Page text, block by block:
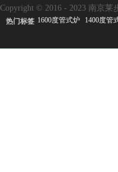
Copyright © 2016 - 2023 南京
热门标签 1600度管式炉 1400度管